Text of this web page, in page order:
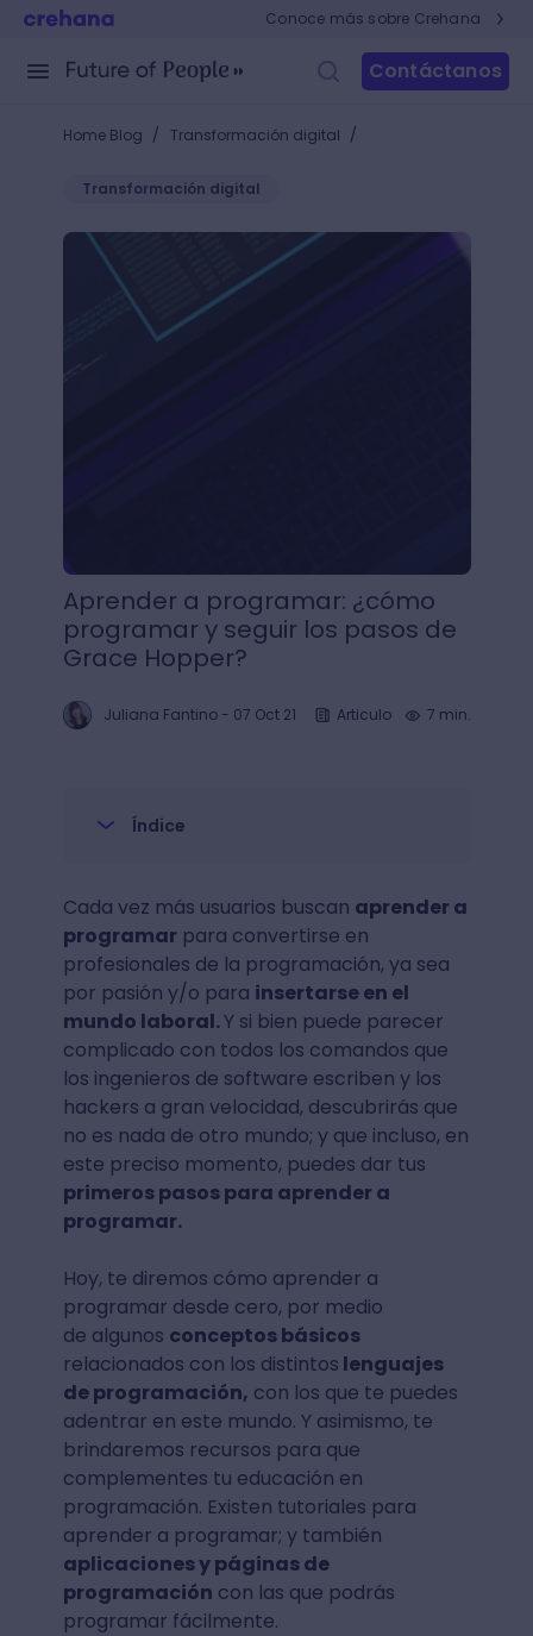
Conoce más sobre Crehana
Contáctanos
Home Blog / Transformación digital /
Transformación digital
Aprender a programar: ¿cómo programar y seguir
Aprender a programar: ¿cómo
programar y seguir los pasos de
Grace Hopper?
Juliana Fantino- 07 Oct 21 Articulo 7 min.
Índice
Cada vez más usuarios buscan aprender a
programar para convertirse en
profesionales de la programación, ya sea
por pasión y/o para insertarse en el
mundo laboral.Y si bien puede parecer
complicado con todos los comandos que
los ingenieros de software escriben y los
hackers a gran velocidad, descubrirás que
no es nada de otro mundo; y que incluso, en
este preciso momento, puedes dar tus
primeros pasos para aprender a
programar.
Hoy, te diremos cómo aprender a
programar desde cero, por medio
de algunos conceptos básicos
relacionados con los distintos lenguajes
de programación, con los que te puedes
adentrar en este mundo. Y asimismo, te
brindaremos recursos para que
complementes tu educación en
programación. Existen tutoriales para
aprender a programar; y también
aplicaciones y páginas de
programación con las que podrás
programar fácilmente.